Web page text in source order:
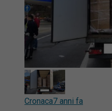
Cronaca7 anni fa